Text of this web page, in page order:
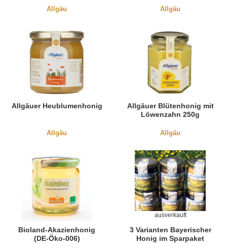
Allgäu Allgäu
Allgäuer Heublumenhonig
Allgäu
Allgäuer Blütenhonig mit
Löwenzahn 250g
Allgäu
Bioland-Akazienhonig
(DE-Öko-006)
3 Varianten Bayerischer
Honig im Sparpaket
ausverkauft